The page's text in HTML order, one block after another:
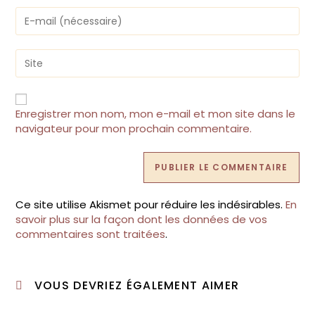
Enregistrer mon nom, mon e-mail et mon site dans le
navigateur pour mon prochain commentaire.
Ce site utilise Akismet pour réduire les indésirables.En
savoir plus sur la façon dont les données de vos
commentaires sont traitées.
VOUS DEVRIEZ ÉGALEMENT AIMER